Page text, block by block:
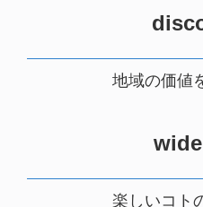
地域の価値
楽しいコト